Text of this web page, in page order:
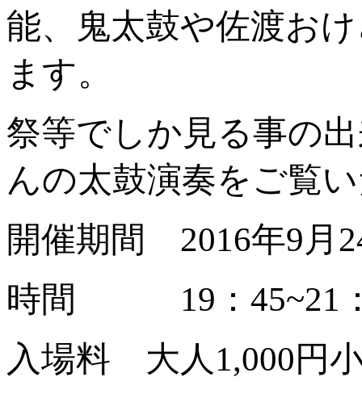
能、鬼太鼓や佐渡お
ます。
祭等でしか見る事の
んの太鼓演奏をご覧
開催期間 2016年9月
時間 19：45~21
入場料 大人1,000円